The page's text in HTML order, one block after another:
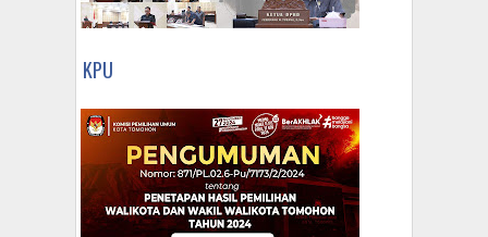
KPU